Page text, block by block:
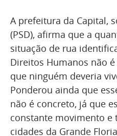
A prefeitura da Capital,
(PSD), afirma que a
situação de rua
Direitos Humanos não
que ninguém deveria
Ponderou ainda que
não é concreto, já que
constante movimento e
cidades da Grande